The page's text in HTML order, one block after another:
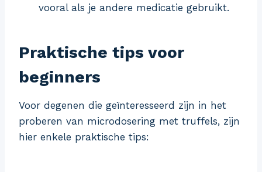
vooral als je andere medicatie gebruikt.
Praktische tips voor
beginners
Voor degenen die geïnteresseerd zijn in het
proberen van microdosering met truffels, zijn
hier enkele praktische tips: